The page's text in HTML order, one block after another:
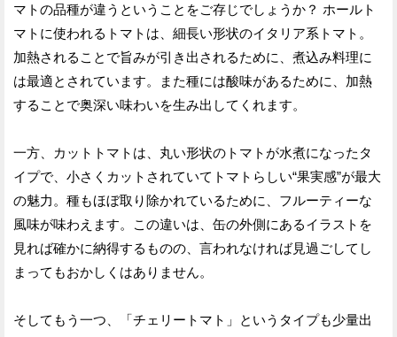
マトの品種が違うということをご存じでしょうか？ ホールト
マトに使われるトマトは、細長い形状のイタリア系トマト。
加熱されることで旨みが引き出されるために、煮込み料理に
は最適とされています。また種には酸味があるために、加熱
することで奥深い味わいを生み出してくれます。
一方、カットトマトは、丸い形状のトマトが水煮になったタ
イプで、小さくカットされていてトマトらしい“果実感”が最大
の魅力。種もほぼ取り除かれているために、フルーティーな
風味が味わえます。この違いは、缶の外側にあるイラストを
見れば確かに納得するものの、言われなければ見過ごしてし
まってもおかしくはありません。
そしてもう一つ、「チェリートマト」というタイプも少量出